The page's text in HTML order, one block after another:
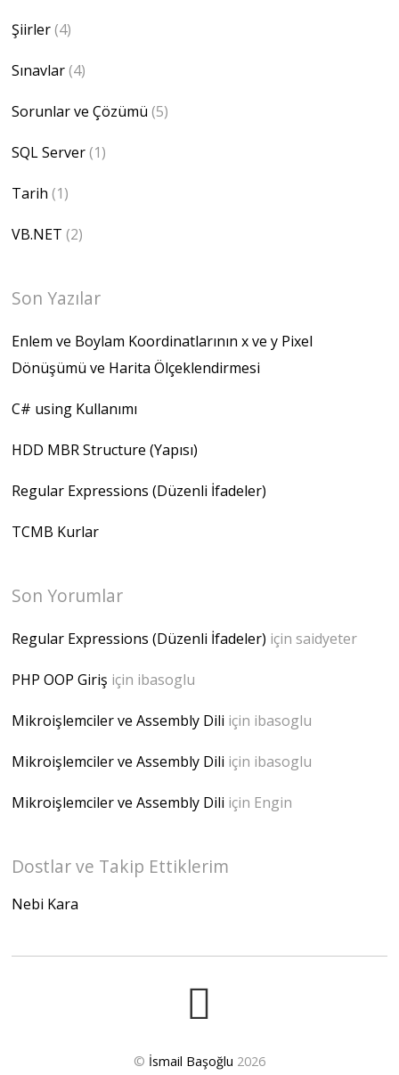
Şiirler(4)
Sınavlar(4)
Sorunlar ve Çözümü (5)
SQL Server(1)
Tarih (1)
VB.NET (2)
Son Yazılar
Enlem ve Boylam Koordinatlarının x ve y Pixel
Dönüşümü ve Harita Ölçeklendirmesi
C# using Kullanımı
HDD MBR Structure (Yapısı)
Regular Expressions (Düzenli İfadeler)
TCMB Kurlar
Son Yorumlar
Regular Expressions (Düzenli İfadeler) içinsaidyeter
PHP OOP Giriş için ibasoglu
Mikroişlemciler ve Assembly Dili için ibasoglu
Mikroişlemciler ve Assembly Dili için ibasoglu
Mikroişlemciler ve Assembly Dili için Engin
Dostlar ve Takip Ettiklerim
Nebi Kara
© İsmail Başoğlu 2026